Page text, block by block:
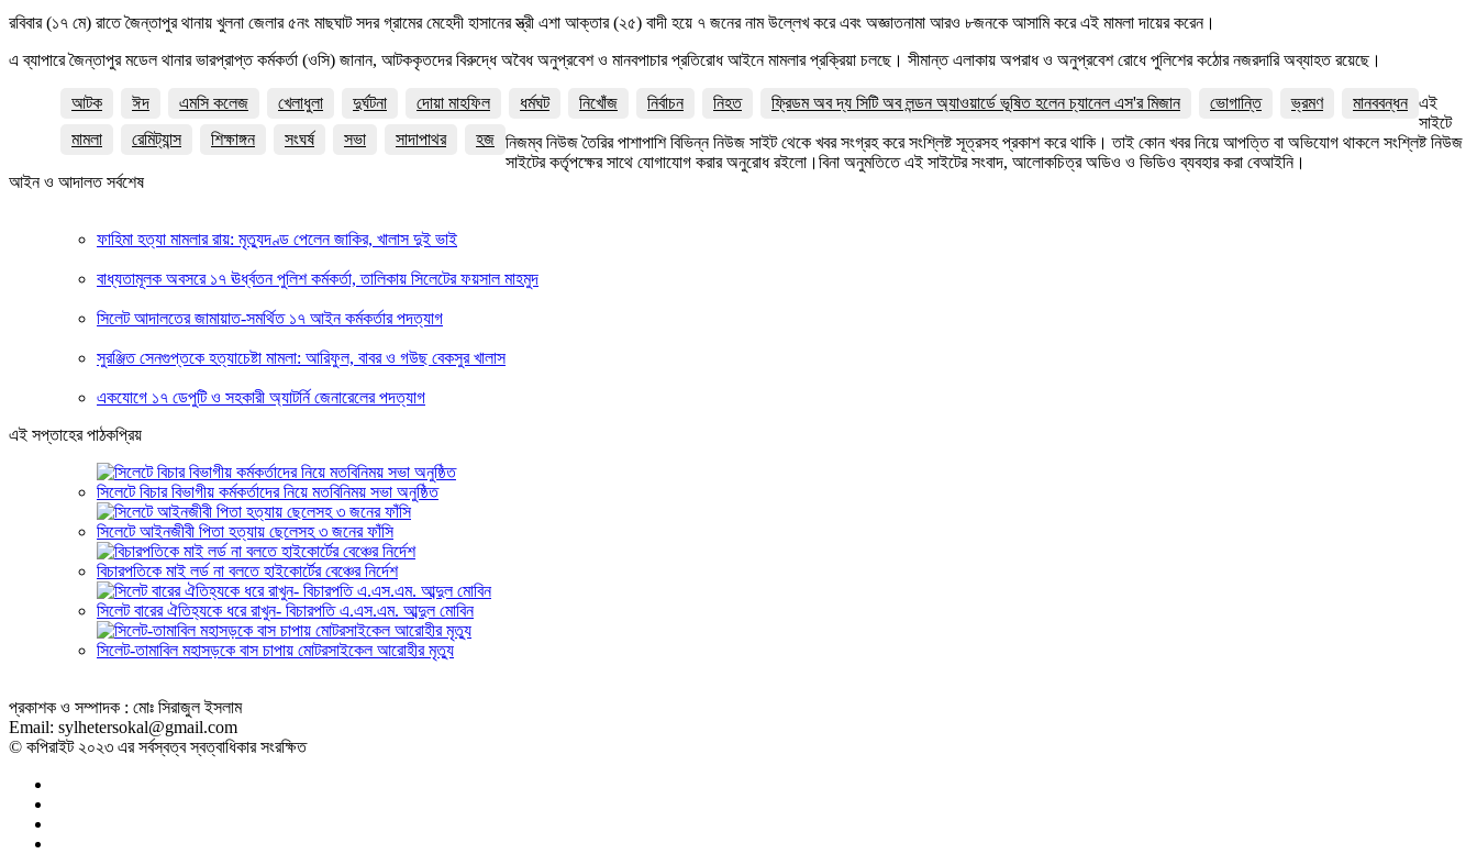
রবিবার (১৭ মে) রাতে জৈন্তাপুর থানায় খুলনা জেলার ৫নং মাছঘাট সদর গ্রামের মেহেদী হাসানের স্ত্রী এশা আক্তার (২৫) বাদী হয়ে ৭ জনের নাম উল্লেখ করে এবং অজ্ঞাতনামা আরও ৮জনকে আসামি করে এই মামলা দায়ের করেন।
এ ব্যাপারে জৈন্তাপুর মডেল থানার ভারপ্রাপ্ত কর্মকর্তা (ওসি) জানান, আটককৃতদের বিরুদ্ধে অবৈধ অনুপ্রবেশ ও মানবপাচার প্রতিরোধ আইনে মামলার প্রক্রিয়া চলছে। সীমান্ত এলাকায় অপরাধ ও অনুপ্রবেশ রোধে পুলিশের কঠোর নজরদারি অব্যাহত রয়েছে।
আটক ঈদ এমসি কলেজ খেলাধুলা দুর্ঘটনা দোয়া মাহফিল ধর্মঘট নিখোঁজ নির্বাচন নিহত ফ্রিডম অব দ্য সিটি অব লন্ডন অ্যাওয়ার্ডে ভূষিত হলেন চ্যানেল এস'র মিজান ভোগান্তি ভ্রমণ
মানববন্ধন
মামলা
রেমিট্যান্স শিক্ষাঙ্গন সংঘর্ষ সভা সাদাপাথর হজ
এই
সাইটে
নিজম্ব নিউজ তৈরির পাশাপাশি বিভিন্ন নিউজ সাইট থেকে খবর সংগ্রহ করে সংশ্লিষ্ট সূত্রসহ প্রকাশ করে থাকি। তাই কোন খবর নিয়ে আপত্তি বা অভিযোগ থাকলে সংশ্লিষ্ট নিউজ
সাইটের কর্তৃপক্ষের সাথে যোগাযোগ করার অনুরোধ রইলো।বিনা অনুমতিতে এই সাইটের সংবাদ, আলোকচিত্র অডিও ও ভিডিও ব্যবহার করা বেআইনি।
আইন ও আদালত সর্বশেষ
ফাহিমা হত্যা মামলার রায়: মৃত্যুদণ্ড পেলেন জাকির, খালাস দুই ভাই
বাধ্যতামূলক অবসরে ১৭ ঊর্ধ্বতন পুলিশ কর্মকর্তা, তালিকায় সিলেটের ফয়সাল মাহমুদ
সিলেট আদালতের জামায়াত-সমর্থিত ১৭ আইন কর্মকর্তার পদত্যাগ
সুরঞ্জিত সেনগুপ্তকে হত্যাচেষ্টা মামলা: আরিফুল, বাবর ও গউছ বেকসুর খালাস
একযোগে ১৭ ডেপুটি ও সহকারী অ্যাটর্নি জেনারেলের পদত্যাগ
এই সপ্তাহের পাঠকপ্রিয়
সিলেটে বিচার বিভাগীয় কর্মকর্তাদের নিয়ে মতবিনিময় সভা অনুষ্ঠিত
সিলেটে আইনজীবী পিতা হত্যায় ছেলেসহ ৩ জনের ফাঁসি
বিচারপতিকে মাই লর্ড না বলতে হাইকোর্টের বেঞ্চের নির্দেশ
সিলেট বারের ঐতিহ্যকে ধরে রাখুন- বিচারপতি এ.এস.এম. আব্দুল মোবিন
সিলেট-তামাবিল মহাসড়কে বাস চাপায় মোটরসাইকেল আরোহীর মৃত্যু
প্রকাশক ও সম্পাদক : মোঃ সিরাজুল ইসলাম
Email: sylhetersokal@gmail.com
© কপিরাইট ২০২৩ এর সর্বস্বত্ব স্বত্বাধিকার সংরক্ষিত